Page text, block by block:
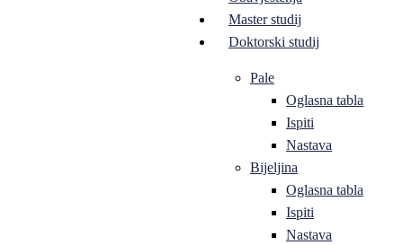
Master studij
Doktorski studij
Pale
Oglasna tabla
Ispiti
Nastava
Bijeljina
Oglasna tabla
Ispiti
Nastava